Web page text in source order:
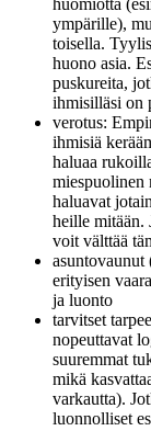
ympärille),
toisella.
huono asia.
puskureita,
ihmisilläsi on
verotus:
ihmisiä
haluaa
miespuolinen
haluavat
heille mitään.
voit välttää
erityisen
ja luonto
tarvitset
nopeuttavat
suuremmat
mikä
varkautta).
luonnolliset